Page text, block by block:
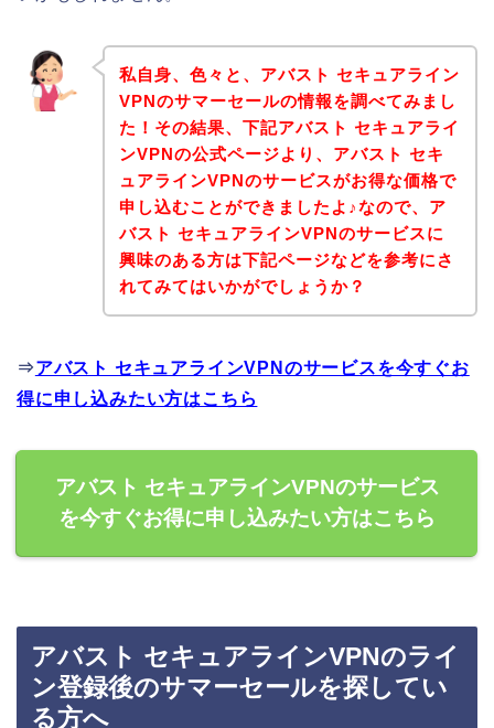
私自身、色々と、アバスト セキュアライン
VPNのサマーセールの情報を調べてみまし
た！その結果、下記アバスト セキュアライ
ンVPNの公式ページより、アバスト セキ
ュアラインVPNのサービスがお得な価格で
申し込むことができましたよ♪なので、ア
バスト セキュアラインVPNのサービスに
興味のある方は下記ページなどを参考にさ
れてみてはいかがでしょうか？
⇒アバスト セキュアラインVPNのサービスを今すぐお
得に申し込みたい方はこちら
アバスト セキュアラインVPNのサービス
を今すぐお得に申し込みたい方はこちら
アバスト セキュアラインVPNのライ
ン登録後のサマーセールを探してい
る方へ